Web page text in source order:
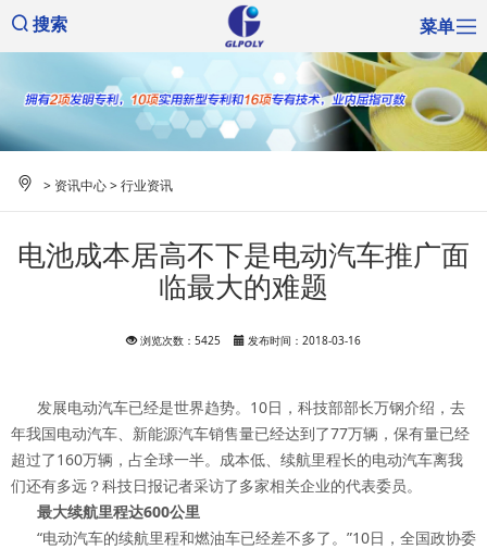
搜索 菜单
> 资讯中心>行业资讯
电池成本居高不下是电动汽车推广面
临最大的难题
浏览次数：5425 发布时间：2018-03-16
发展电动汽车已经是世界趋势。10日，科技部部长万钢介绍，去
年我国电动汽车、新能源汽车销售量已经达到了77万辆，保有量已经
超过了160万辆，占全球一半。成本低、续航里程长的电动汽车离我
们还有多远？科技日报记者采访了多家相关企业的代表委员。
最大续航里程达600公里
“电动汽车的续航里程和燃油车已经差不多了。”10日，全国政协委